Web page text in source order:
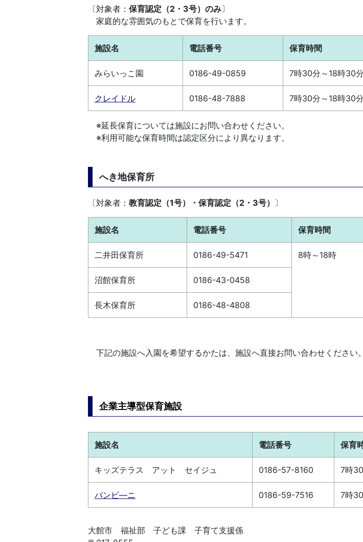
〔対象者： 保育認定（2・3号）のみ〕
家庭的な雰囲気のもとで保育を行います。
施設名 電話番号 保育時間
みらいっこ園 0186-49-0859 7時30分～18時30分
クレイドル 0186-48-7888 7時30分～18時30分
※延長保育については施設にお問い合わせください。
※利用可能な保育時間は認定区分により異なります。
へき地保育所
〔対象者： 教育認定（1号）・保育認定（2・3号） 〕
施設名 電話番号 保育時間
二井田保育所 0186-49-5471 8時～18時
沼館保育所 0186-43-0458
長木保育所 0186-48-4808
下記の施設へ入園を希望するかたは、施設へ直接お問い合わせください。
企業主導型保育施設
施設名 電話番号 保育
キッズテラス アット セイジュ 0186-57-8160 7時
バンビ―ニ 0186-59-7516 7時
大館市 福祉部 子ども課 子育て支援係